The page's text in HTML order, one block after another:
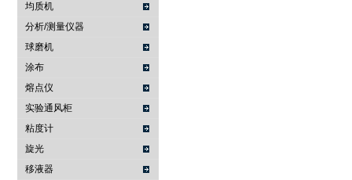
均质机
分析/测量仪器
球磨机
涂布
熔点仪
实验通风柜
粘度计
旋光
移液器